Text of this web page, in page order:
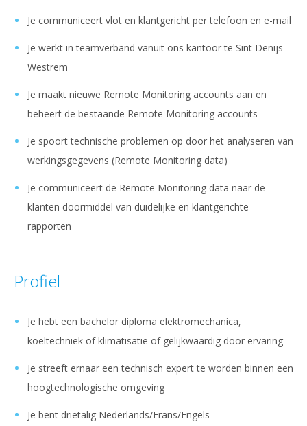
Je communiceert vlot en klantgericht per telefoon en e-mail
Je werkt in teamverband vanuit ons kantoor te Sint Denijs
Westrem
Je maakt nieuwe Remote Monitoring accounts aan en
beheert de bestaande Remote Monitoring accounts
Je spoort technische problemen op door het analyseren van
werkingsgegevens (Remote Monitoring data)
Je communiceert de Remote Monitoring data naar de
klanten doormiddel van duidelijke en klantgerichte
rapporten
Profiel
Je hebt een bachelor diploma elektromechanica,
koeltechniek of klimatisatie of gelijkwaardig door ervaring
Je streeft ernaar een technisch expert te worden binnen een
hoogtechnologische omgeving
Je bent drietalig Nederlands/Frans/Engels